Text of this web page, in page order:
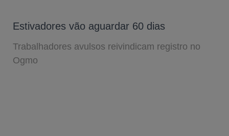
Estivadores vão aguardar 60 dias
Trabalhadores avulsos reivindicam registro no
Ogmo